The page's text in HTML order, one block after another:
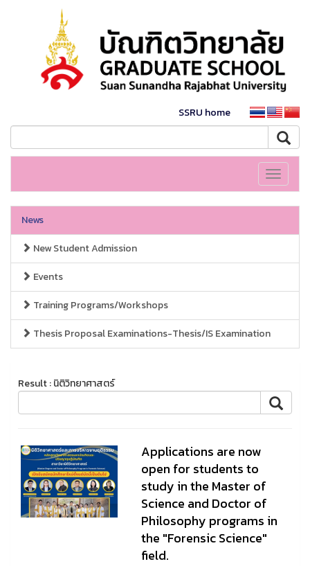
SSRU home
Toggle
News
New Student Admission
Events
Training Programs/Workshops
Thesis Proposal Examinations-Thesis/IS Examination
Result : นิติวิทยาศาสตร์
Applications are now
open for students to
study in the Master of
Science and Doctor of
Philosophy programs in
the "Forensic Science"
field.